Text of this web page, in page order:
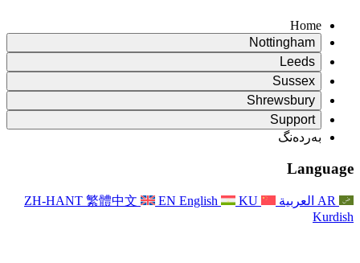
Rapora
Rapora
Rapora
خێزان
ZH-HANT 繁體中文 EN